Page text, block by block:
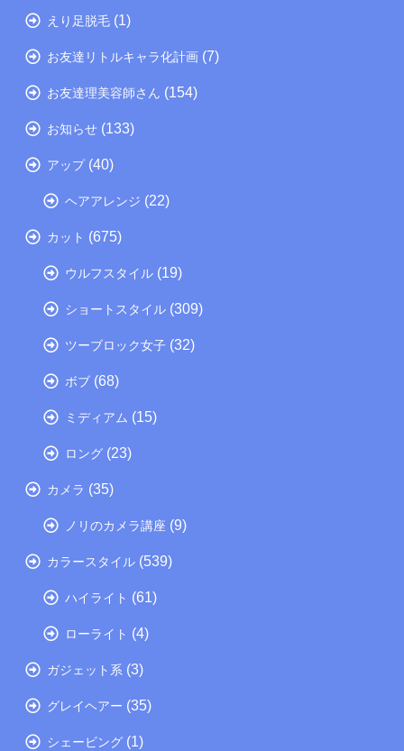
えり足脱毛 (1)
お友達リトルキャラ化計画 (7)
お友達理美容師さん (154)
お知らせ (133)
アップ(40)
ヘアアレンジ (22)
カット (675)
ウルフスタイル (19)
ショートスタイル (309)
ツーブロック女子 (32)
ボブ (68)
ミディアム (15)
ロング (23)
カメラ (35)
ノリのカメラ講座 (9)
カラースタイル (539)
ハイライト (61)
ローライト (4)
ガジェット系 (3)
グレイヘアー (35)
シェービング (1)